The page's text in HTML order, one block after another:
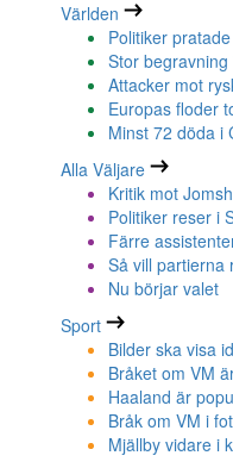
Världen
Politiker
Stor begravning
Attacker mot
Europas floder
Minst 72 döda i
Alla Väljare
Kritik mot
Politiker reser i
Färre
Så vill partierna
Nu börjar valet
Sport
Bilder ska visa
Bråket om VM
Haaland är
Bråk om VM i
Mjällby vidare i